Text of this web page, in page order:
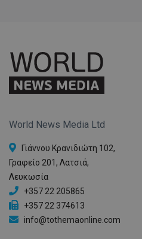
World News Media Ltd
Γιάννου Κρανιδιώτη 102,
Γραφείο 201, Λατσιά,
Λευκωσία
+357 22 205865
+357 22 374613
info@tothemaonline.com